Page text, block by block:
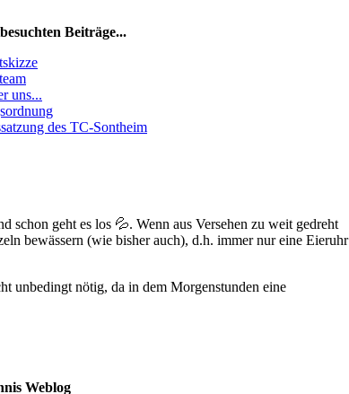
Beiträge...
uns...
des TC-Sontheim
schon geht es los 💦. Wenn aus Versehen zu weit gedreht
bewässern (wie bisher auch), d.h. immer nur eine Eieruhr
unbedingt nötig, da in dem Morgenstunden eine
Weblog